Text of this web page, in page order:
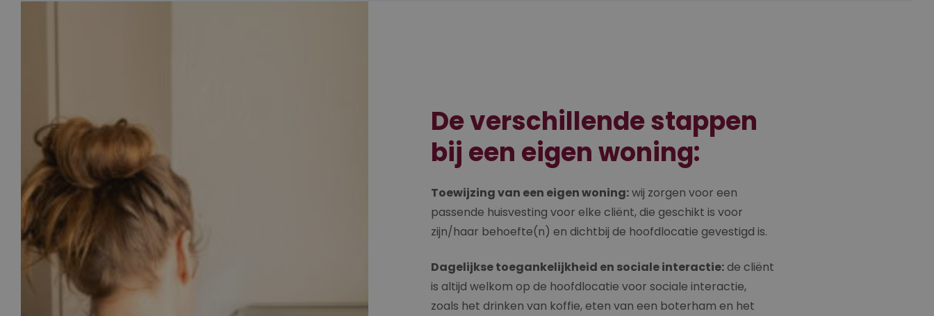
De verschillende stappen
bij een eigen woning:
Toewijzing van een eigen woning:wij zorgen voor een
passende huisvesting voor elke cliënt, die geschikt is voor
zijn/haar behoefte(n) en dichtbij de hoofdlocatie gevestigd is.
Dagelijkse toegankelijkheid en sociale interactie:de cliënt
is altijd welkom op de hoofdlocatie voor sociale interactie,
zoals het drinken van koffie, eten van een boterham en het